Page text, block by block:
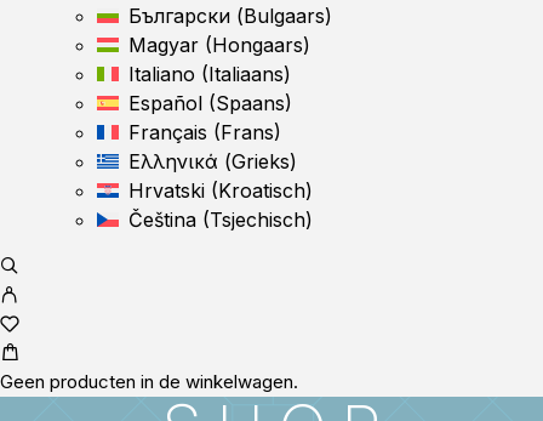
Български (Bulgaars)
Magyar (Hongaars)
Italiano (Italiaans)
Español (Spaans)
Français (Frans)
Ελληνικά (Grieks)
Hrvatski (Kroatisch)
Čeština (Tsjechisch)
Geen producten in de winkelwagen.